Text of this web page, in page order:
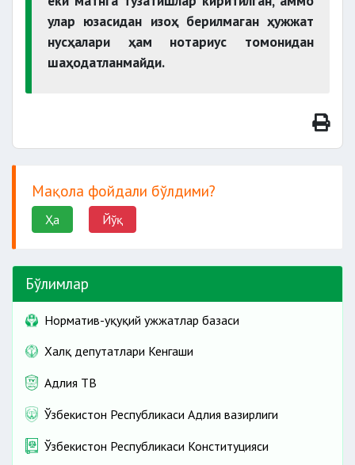
улар юзасидан изоҳ берилмаган ҳужжат
нусҳалари ҳам нотариус томонидан
шаҳодатланмайди.
Мақола фойдали бўлдими?
Ҳа Йўқ
Бўлимлар
Норматив-ҳуқуқий ҳужжатлар базаси
Халқ депутатлари Кенгаши
Адлия ТВ
Ўзбекистон Республикаси Адлия вазирлиги
Ўзбекистон Республикаси Конституцияси